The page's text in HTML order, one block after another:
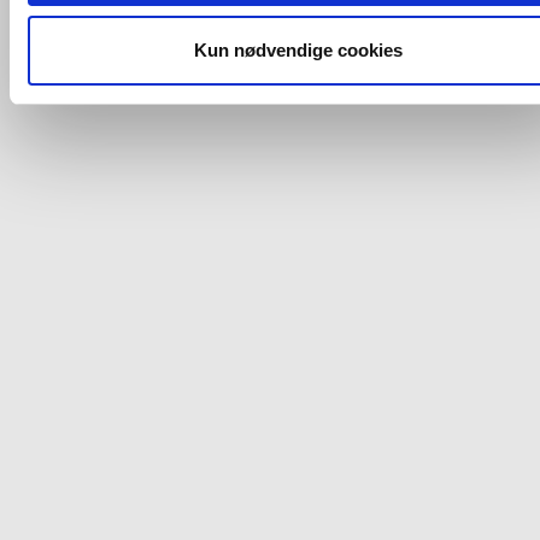
og fra nedenfor. Til enhver tid er det ligeledes muligt, at
dit samtykke, hvis du måtte ønske det.
Du kan se mere om, hvordan vi behandler dine
Kun nødvendige cookies